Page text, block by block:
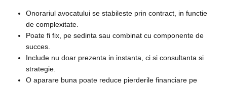
Onorariul avocatului se stabileste prin contract, in functie
de complexitate.
Poate fi fix, pe sedinta sau combinat cu componente de
succes.
Include nu doar prezenta in instanta, ci si consultanta si
strategie.
O aparare buna poate reduce pierderile financiare pe